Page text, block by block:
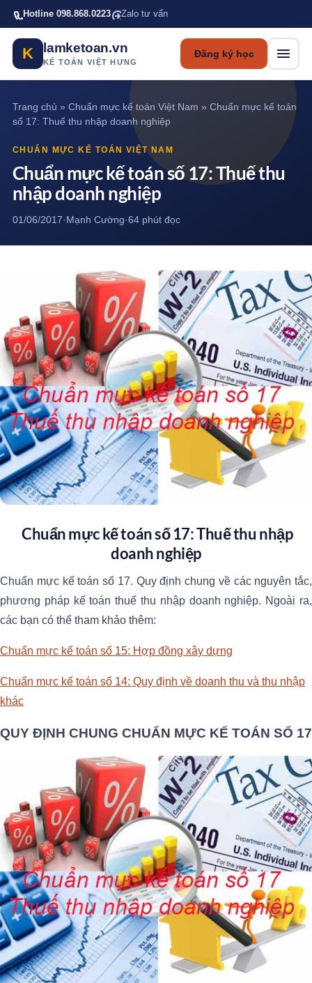
Bỏ qua tới nội dung chính
Hotline 098.868.0223 Zalo tư vấn
K lamketoan.vn
KẾ TOÁN VIỆT HƯNG
Đăng ký học
Trang chủ » Chuẩn mực kế toán Việt Nam » Chuẩn mực kế toán
số 17: Thuế thu nhập doanh nghiệp
CHUẨN MỰC KẾ TOÁN VIỆT NAM
Chuẩn mực kế toán số 17: Thuế thu
nhập doanh nghiệp
01/06/2017·Mạnh Cường·64 phút đọc
Chuẩn mực kế toán số 17: Thuế thu nhập
doanh nghiệp
Chuẩn mực kế toán số 17. Quy định chung về các nguyên tắc,
phương pháp kế toán thuế thu nhập doanh nghiệp. Ngoài ra,
các bạn có thể tham khảo thêm:
Chuẩn mực kế toán số 15: Hợp đồng xây dựng
Chuẩn mực kế toán số 14: Quy định về doanh thu và thu nhập
khác
QUY ĐỊNH CHUNG CHUẨN MỰC KẾ TOÁN SỐ 17